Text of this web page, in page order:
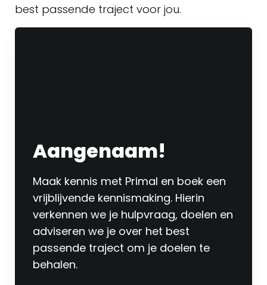
best passende traject voor jou.
Aangenaam!
Maak kennis met Primal en boek een
vrijblijvende kennismaking. Hierin
verkennen we je hulpvraag, doelen en
adviseren we je over het best
passende traject om je doelen te
behalen.